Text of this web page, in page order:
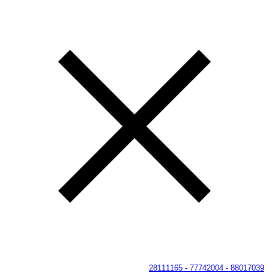
88017039 - 77742004 - 28111165